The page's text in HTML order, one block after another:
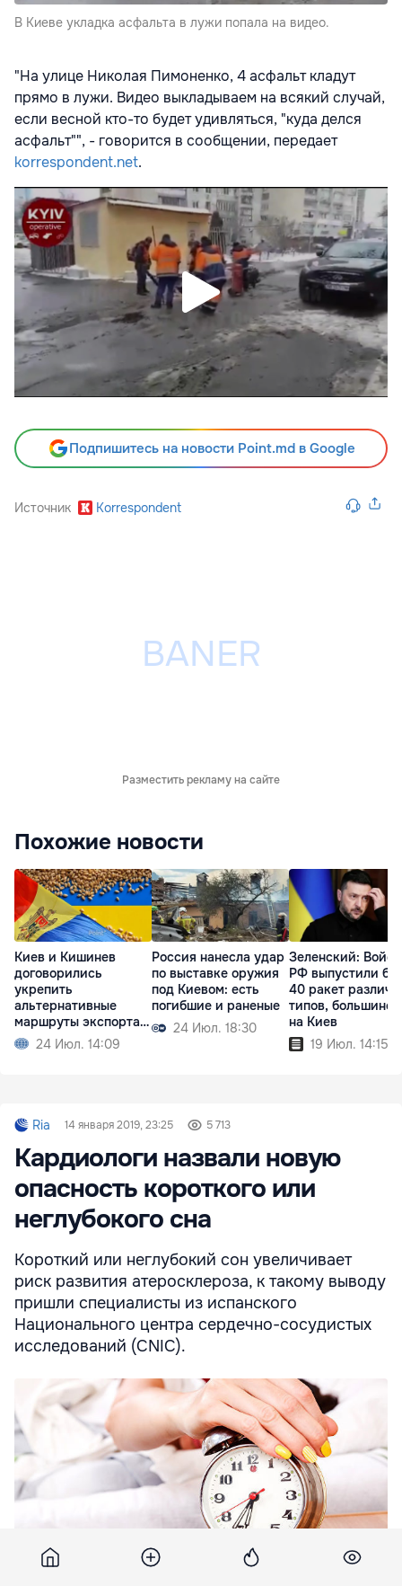
В Киеве укладка асфальта в лужи попала на видео.
"На улице Николая Пимоненко, 4 асфальт кладут
прямо в лужи. Видео выкладываем на всякий случай,
если весной кто-то будет удивляться, "куда делся
асфальт"", - говорится в сообщении, передает
korrespondent.net.
Подпишитесь на новости Point.md в Google
Источник Korrespondent
Разместить рекламу на сайте
Похожие новости
Киев и Кишинев
договорились
укрепить
альтернативные
маршруты экспорта
зерна24 Июл. 14:09
Россия нанесла удар
по выставке оружия
под Киевом: есть
погибшие и раненые
24 Июл. 18:30
Зеленский:
РФ выпустили
40 ракет
типов,
на Киев
19 Июл. 14:15
Ria 14 января 2019, 23:25 5 713
Кардиологи назвали новую
опасность короткого или
неглубокого сна
Короткий или неглубокий сон увеличивает
риск развития атеросклероза, к такому выводу
пришли специалисты из испанского
Национального центра сердечно-сосудистых
исследований (CNIC).